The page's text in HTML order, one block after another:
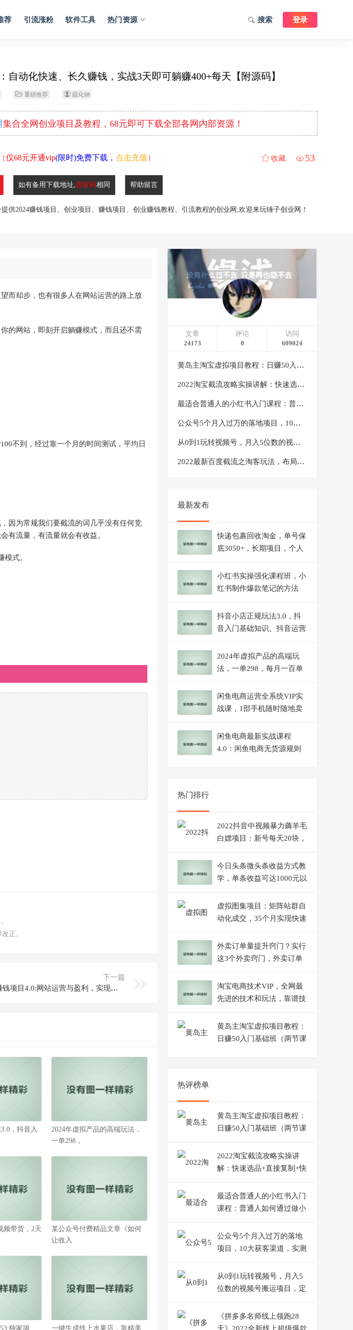
荐 引流涨粉 软件工具 热门资源 登录
搜索
自动化快速、长久赚钱，实战3天即可躺赚400+每天【附源码】
重磅推荐 硫化钠
集合全网创业项目及教程，68元即可下载全部各网内部资源！
仅68元开通vip(限时)免费下载， 点击充值） 53
收藏
如有备用下载地址,提取码相同 帮助留言
供2024赚钱项目、创业项目、赚钱项目、创业赚钱教程、引流教程的创业网,欢迎来玩锤子创业网！
而却步，也有很多人在网站运营的路上放
的网站，即刻开启躺赚模式，而且还不需
不到，经过靠一个月的时间测试，平均日
因为常规我们要截流的词几乎没有任何竞
有流量，有流量就会有收益。
式。
正。
下一篇
暴疯团队网站赚钱项目4.0:网站运营与盈利，实现流量与盈利自动化的赚钱之路
，抖音入
2024年虚拟产品的高端玩法，
一单298，
频带货，2天
某公众号付费精品文章《如何
让收入
独家项
一键生成线上水果店，靠精美
文章
24173
评论
0
访问
609024
黄岛主淘宝虚拟项目教程：日赚50入门基础班（两节课附配套资料）
2022淘宝截流攻略实操讲解：快速选品+直接复制+快速起店
最适合普通人的小红书入门课程：普通人如何通过做小红书年入50万
公众号5个月入过万的落地项目，10大获客渠道，实测涨粉21万
从0到1玩转视频号，月入5位数的视频号搬运项目，定位+选品+制作+变现全流程
2022最新百度截流之淘客玩法，布局流量一单利润可达300+【视频课程】
最新发布
快递包裹回收淘金，单号保
底3050+，长期项目，个人
小红书实操强化课程班，小
红书制作爆款笔记的方法
抖音小店正规玩法3.0，抖
音入门基础知识、抖音运营
电商运营等
2024年虚拟产品的高端玩
法，一单298，每月一百单
闲鱼电商运营全系统VIP实
战课，1部手机随时随地卖
5000
闲鱼电商最新实战课程
4.0：闲鱼电商无货源规则
热门排行
2022抖音中视频暴力薅羊毛
白嫖项目：新号每天20块，
今日头条微头条收益方式教
学，单条收益可达1000元以
虚拟图集项目：矩阵站群自
动化成交，35个月实现快速
外卖订单量提升窍门？实行
这3个外卖窍门，外卖订单
淘宝电商技术VIP，全网最
先进的技术和玩法，靠谱技
黄岛主淘宝虚拟项目教程：
日赚50入门基础班（两节课
热评榜单
黄岛主淘宝虚拟项目教程：
日赚50入门基础班（两节课
2022淘宝截流攻略实操讲
解：快速选品+直接复制+快
最适合普通人的小红书入门
课程：普通人如何通过做小
公众号5个月入过万的落地
项目，10大获客渠道，实测
从0到1玩转视频号，月入5
位数的视频号搬运项目，定
《拼多多名师线上领跑28